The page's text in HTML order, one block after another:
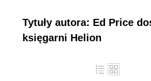
Tytuły autora: Ed Price
księgarni Helion